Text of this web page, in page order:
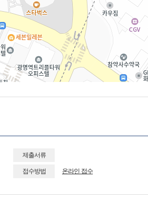
제출서류
접수방법 온라인 접수